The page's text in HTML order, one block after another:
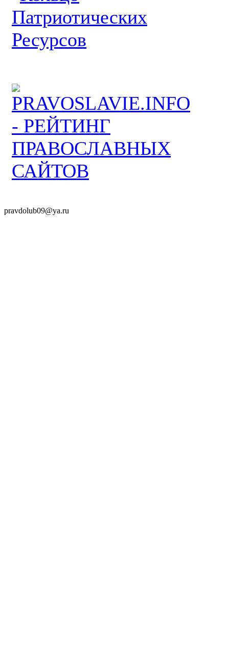
pravdolub09@ya.ru